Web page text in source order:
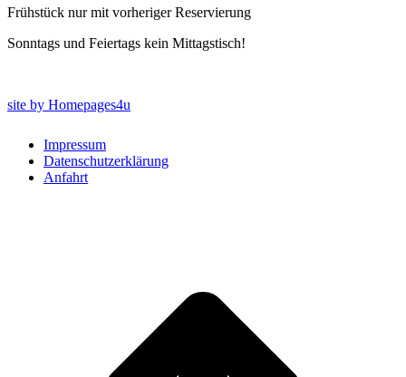
Frühstück nur mit vorheriger Reservierung
Sonntags und Feiertags kein Mittagstisch!
site by Homepages4u
Impressum
Datenschutzerklärung
Anfahrt